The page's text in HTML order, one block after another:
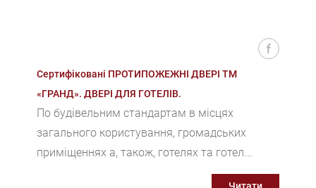
Сертифіковані ПРОТИПОЖЕЖНІ ДВЕРІ ТМ
«ГРАНД». ДВЕРІ ДЛЯ ГОТЕЛІВ.
По будівельним стандартам в місцях
загального користування, громадських
приміщеннях а, також, готелях та готел...